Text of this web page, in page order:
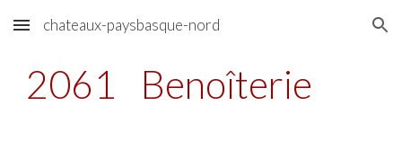
Skip to main content Skip to navigation
chateaux-paysbasque-nord
2061 Benoîterie